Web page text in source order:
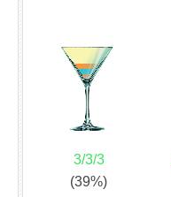
3/3/3
(39%)